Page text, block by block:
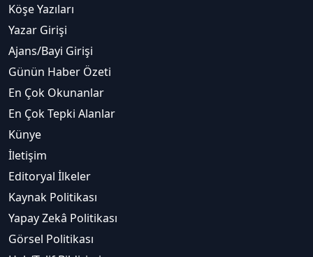
Köşe Yazıları
Yazar Girişi
Ajans/Bayi Girişi
Günün Haber Özeti
En Çok Okunanlar
En Çok Tepki Alanlar
Künye
İletişim
Editoryal İlkeler
Kaynak Politikası
Yapay Zekâ Politikası
Görsel Politikası